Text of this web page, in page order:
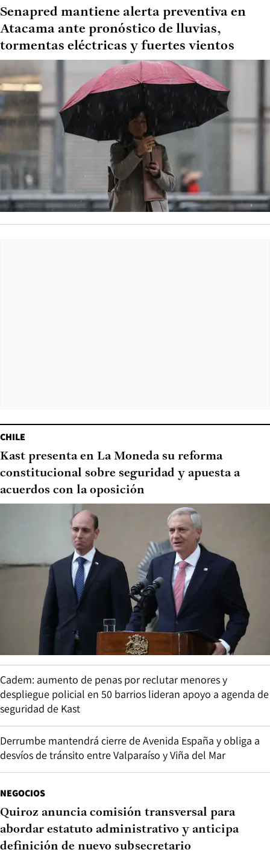
Senapred mantiene alerta preventiva en
Atacama ante pronóstico de lluvias,
tormentas eléctricas y fuertes vientos
CHILE
Kast presenta en La Moneda su reforma
constitucional sobre seguridad y apuesta a
acuerdos con la oposición
Cadem: aumento de penas por reclutar menores y
despliegue policial en 50 barrios lideran apoyo a agenda de
seguridad de Kast
Derrumbe mantendrá cierre de Avenida España y obliga a
desvíos de tránsito entre Valparaíso y Viña del Mar
NEGOCIOS
Quiroz anuncia comisión transversal para
abordar estatuto administrativo y anticipa
definición de nuevo subsecretario